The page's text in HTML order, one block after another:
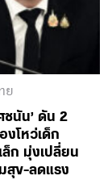
ย
นัน’ ดัน 2
งโหว่เด็ก
ก มุ่งเปลี่ยน
มสุข-ลดแรง